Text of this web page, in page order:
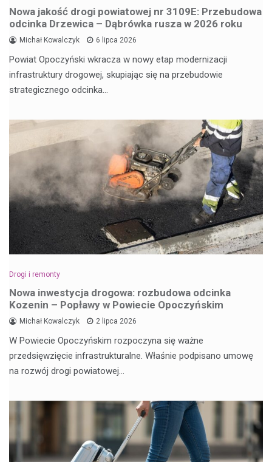
Nowa jakość drogi powiatowej nr 3109E: Przebudowa
odcinka Drzewica – Dąbrówka rusza w 2026 roku
Michał Kowalczyk 6 lipca 2026
Powiat Opoczyński wkracza w nowy etap modernizacji
infrastruktury drogowej, skupiając się na przebudowie
strategicznego odcinka…
Drogi i remonty
Nowa inwestycja drogowa: rozbudowa odcinka
Kozenin – Popławy w Powiecie Opoczyńskim
Michał Kowalczyk 2 lipca 2026
W Powiecie Opoczyńskim rozpoczyna się ważne
przedsięwzięcie infrastrukturalne. Właśnie podpisano umowę
na rozwój drogi powiatowej…